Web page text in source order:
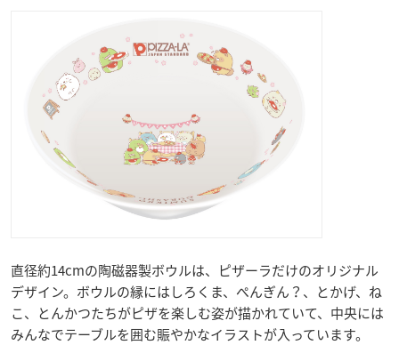
直径約14cmの陶磁器製ボウルは、ピザーラだけのオリジナル
デザイン。ボウルの縁にはしろくま、ぺんぎん？、とかげ、ね
こ、とんかつたちがピザを楽しむ姿が描かれていて、中央には
みんなでテーブルを囲む賑やかなイラストが入っています。